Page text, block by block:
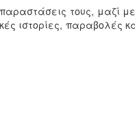
τους, μαζί
ιστορίες, παραβολές